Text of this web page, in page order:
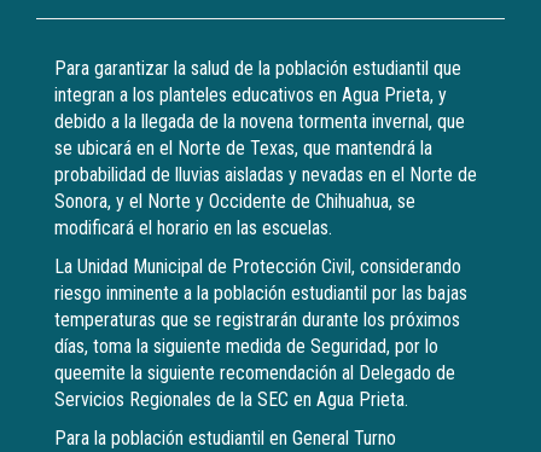
Para garantizar la salud de la población estudiantil que
integran a los planteles educativos en Agua Prieta, y
debido a la llegada de la novena tormenta invernal, que
se ubicará en el Norte de Texas, que mantendrá la
probabilidad de lluvias aisladas y nevadas en el Norte de
Sonora, y el Norte y Occidente de Chihuahua, se
modificará el horario en las escuelas.
La Unidad Municipal de Protección Civil, considerando
riesgo inminente a la población estudiantil por las bajas
temperaturas que se registrarán durante los próximos
días, toma la siguiente medida de Seguridad, por lo
queemite la siguiente recomendación al Delegado de
Servicios Regionales de la SEC en Agua Prieta.
Para la población estudiantil en General Turno